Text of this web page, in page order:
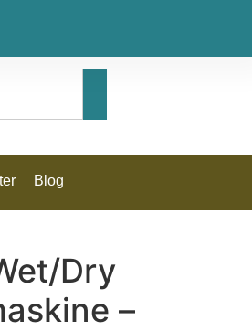
Blog
Dry
–